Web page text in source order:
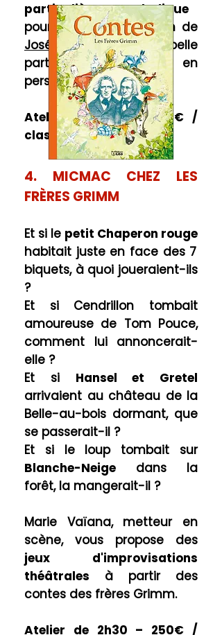
particulièrement ludique
pour rédiger à la façon de
José Parrondo. Une belle
partie de rire-écrire en
perspective.
Atelier de 2h30 – 250€ /
classe
4. MICMAC CHEZ LES
FRÈRES GRIMM
Et si le petit Chaperon rouge
habitait juste en face des 7
biquets, à quoi joueraient-ils
?
Et si Cendrillon tombait
amoureuse de Tom Pouce,
comment lui annoncerait-
elle ?
Et si Hansel et Gretel
arrivaient au château de la
Belle-au-bois dormant, que
se passerait-il ?
Et si le loup tombait sur
Blanche-Neige dans la
forêt, la mangerait-il ?
Marie Vaïana, metteur en
scène, vous propose des
jeux d'improvisations
théâtrales
à partir des
contes des frères Grimm.
Atelier de 2h30 – 250€ /